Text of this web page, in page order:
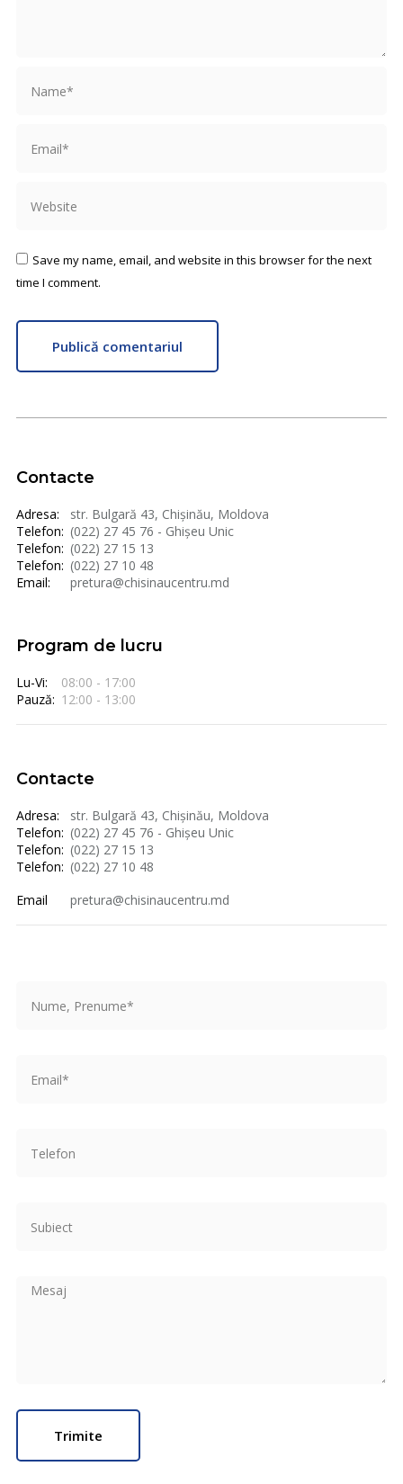
Save my name, email, and website in this browser for the next
time I comment.
Publică comentariul
Contacte
Adresa:
str. Bulgară 43, Chișinău, Moldova
Telefon: (022) 27 45 76 - Ghișeu Unic
Telefon: (022) 27 15 13
Telefon: (022) 27 10 48
Email:
pretura@chisinaucentru.md
Program de lucru
Lu-Vi:
08:00 - 17:00
Pauză: 12:00 - 13:00
Contacte
Adresa:
str. Bulgară 43, Chișinău, Moldova
Telefon: (022) 27 45 76 - Ghișeu Unic
Telefon: (022) 27 15 13
Telefon: (022) 27 10 48
Email
pretura@chisinaucentru.md